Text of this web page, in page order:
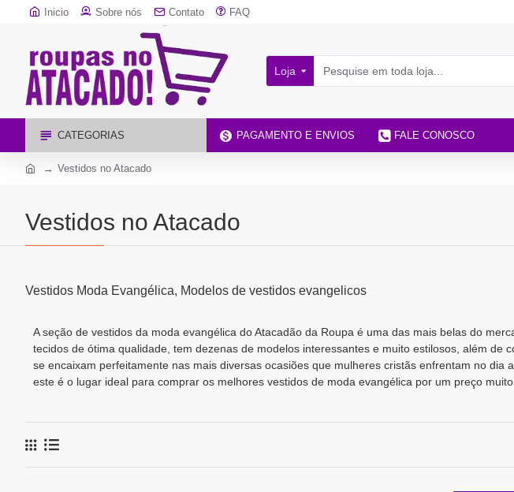
Inicio Sobre nós Contato FAQ
Loja
CATEGORIAS PAGAMENTO E ENVIOS FALE CONOSCO
Vestidos no Atacado
Vestidos no Atacado
Vestidos Moda Evangélica, Modelos de vestidos evangelicos
A seção de vestidos da moda evangélica do Atacadão da Roupa é uma das mais belas do
tecidos de ótima qualidade, tem dezenas de modelos interessantes e muito estilosos, além
se encaixam perfeitamente nas mais diversas ocasiões que mulheres cristãs enfrentam no
este é o lugar ideal para comprar os melhores vestidos de moda evangélica por um preço